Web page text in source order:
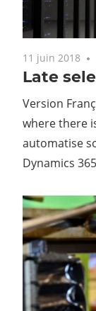
11 juin 2018
Late
Version
where there
automatise
Dynamics